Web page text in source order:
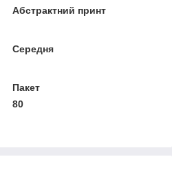
Абстрактний принт
Середня
Пакет
80